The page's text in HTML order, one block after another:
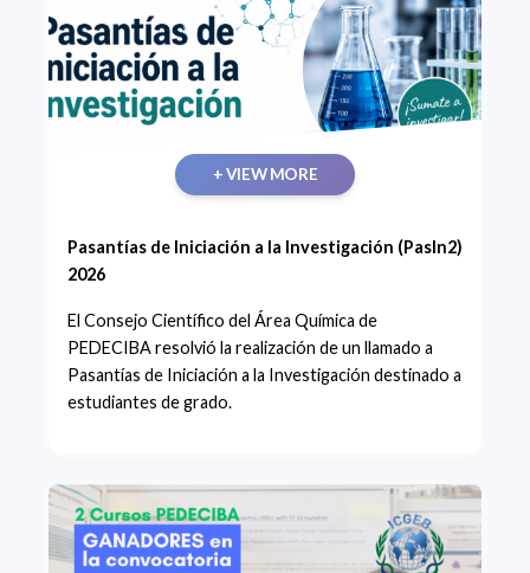
+ VIEW MORE
Pasantías de Iniciación a la Investigación (PasIn2)
2026
El Consejo Científico del Área Química de
PEDECIBA resolvió la realización de un llamado a
Pasantías de Iniciación a la Investigación destinado a
estudiantes de grado.